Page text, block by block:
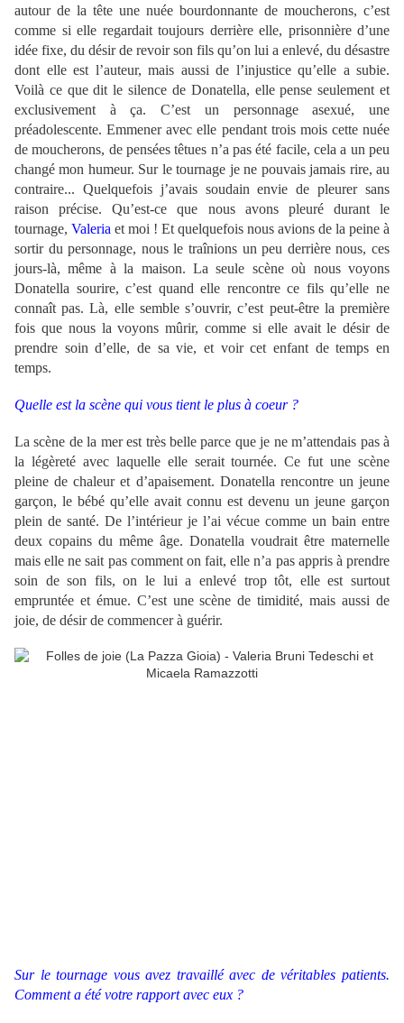
autour de la tête une nuée bourdonnante de moucherons, c’est
comme si elle regardait toujours derrière elle, prisonnière d’une
idée fixe, du désir de revoir son fils qu’on lui a enlevé, du désastre
dont elle est l’auteur, mais aussi de l’injustice qu’elle a subie.
Voilà ce que dit le silence de Donatella, elle pense seulement et
exclusivement à ça. C’est un personnage asexué, une
préadolescente. Emmener avec elle pendant trois mois cette nuée
de moucherons, de pensées têtues n’a pas été facile, cela a un peu
changé mon humeur. Sur le tournage je ne pouvais jamais rire, au
contraire... Quelquefois j’avais soudain envie de pleurer sans
raison précise. Qu’est-ce que nous avons pleuré durant le
tournage, Valeria et moi ! Et quelquefois nous avions de la peine à
sortir du personnage, nous le traînions un peu derrière nous, ces
jours-là, même à la maison. La seule scène où nous voyons
Donatella sourire, c’est quand elle rencontre ce fils qu’elle ne
connaît pas. Là, elle semble s’ouvrir, c’est peut-être la première
fois que nous la voyons mûrir, comme si elle avait le désir de
prendre soin d’elle, de sa vie, et voir cet enfant de temps en
temps.
Quelle est la scène qui vous tient le plus à coeur ?
La scène de la mer est très belle parce que je ne m’attendais pas à
la légèreté avec laquelle elle serait tournée. Ce fut une scène
pleine de chaleur et d’apaisement. Donatella rencontre un jeune
garçon, le bébé qu’elle avait connu est devenu un jeune garçon
plein de santé. De l’intérieur je l’ai vécue comme un bain entre
deux copains du même âge. Donatella voudrait être maternelle
mais elle ne sait pas comment on fait, elle n’a pas appris à prendre
soin de son fils, on le lui a enlevé trop tôt, elle est surtout
empruntée et émue. C’est une scène de timidité, mais aussi de
joie, de désir de commencer à guérir.
Sur le tournage vous avez travaillé avec de véritables patients.
Comment a été votre rapport avec eux ?